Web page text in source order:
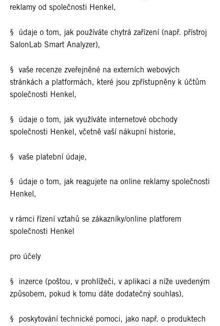
reklamy od společnosti Henkel,
§ údaje o tom, jak používáte chytrá zařízení (např. přístroj
SalonLab Smart Analyzer),
§ vaše recenze zveřejněné na externích webových
stránkách a platformách, které jsou zpřístupněny k účtům
společnosti Henkel,
§ údaje o tom, jak využíváte internetové obchody
společnosti Henkel, včetně vaší nákupní historie,
§ vaše platební údaje,
§ údaje o tom, jak reagujete na online reklamy společnosti
Henkel,
v rámci řízení vztahů se zákazníky/online platforem
společnosti Henkel
pro účely
§ inzerce (poštou, v prohlížeči, v aplikaci a níže uvedeným
způsobem, pokud k tomu dáte dodatečný souhlas),
§ poskytování technické pomoci, jako např. o produktech